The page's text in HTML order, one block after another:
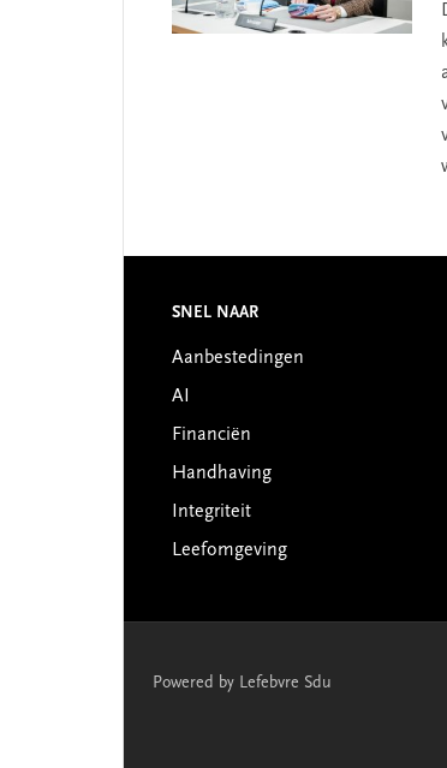
Footer
SNEL NAAR
Aanbestedingen
AI
Financiën
Handhaving
Integriteit
Leefomgeving
Powered by Lefebvre Sdu